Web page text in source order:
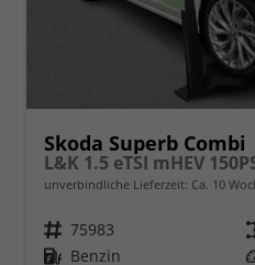
Skoda Superb Combi
L&K 1.5 eTSI mHEV
unverbindliche Lieferzeit: Ca. 10
Fahrzeugnr. 75983
Kraftstoff Benzin